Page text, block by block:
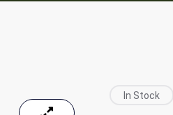
In Stock